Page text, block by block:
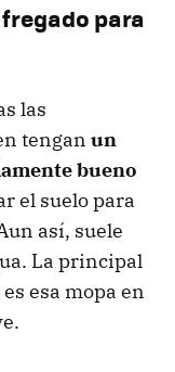
para
las
tengan un
bueno
el suelo para
así, suele
La principal
esa mopa en